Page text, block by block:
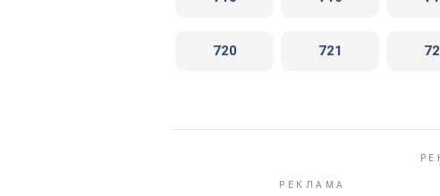
720 721